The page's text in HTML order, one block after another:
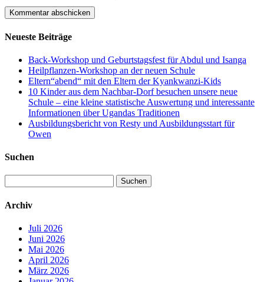
Neueste Beiträge
Back-Workshop und Geburtstagsfest für Abdul und Isanga
Heilpflanzen-Workshop an der neuen Schule
Eltern“abend“ mit den Eltern der Kyankwanzi-Kids
10 Kinder aus dem Nachbar-Dorf besuchen unsere neue
Schule – eine kleine statistische Auswertung und interessante
Informationen über Ugandas Traditionen
Ausbildungsbericht von Resty und Ausbildungsstart für
Owen
Suchen
nach:
Archiv
Juli 2026
Juni 2026
Mai 2026
April 2026
März 2026